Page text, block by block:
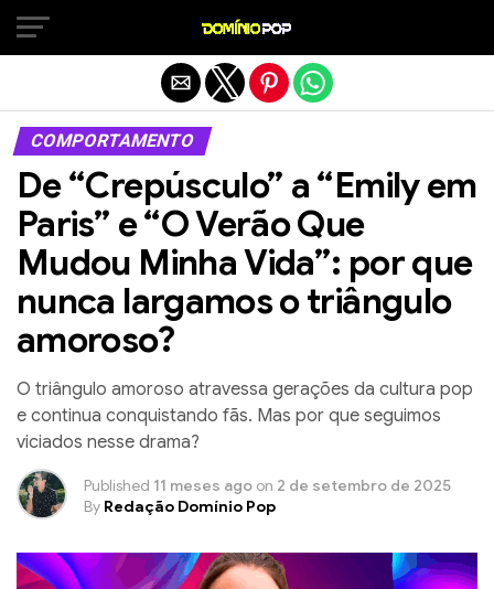
COMPORTAMENTO
De “Crepúsculo” a “Emily em
Paris” e “O Verão Que
Mudou Minha Vida”: por que
nunca largamos o triângulo
amoroso?
O triângulo amoroso atravessa gerações da cultura pop
e continua conquistando fãs. Mas por que seguimos
viciados nesse drama?
Published 11 meses ago on 2 de setembro de 2025
By Redação Domínio Pop
Sair da versão mobile